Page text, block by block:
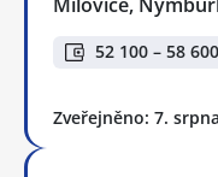
52 100 – 58
Zveřejněno: 7. srpna